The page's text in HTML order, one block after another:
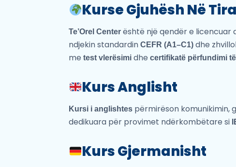
Kurse Gjuhësh Në
Te’Orel Center është një qendër e licencuar
ndjekin standardin CEFR (A1–C1) dhe
me test vlerësimi dhe certifikatë përfundimi
Kurs Anglisht
Kursi i anglishtes përmirëson komunikimin,
dedikuara për provimet ndërkombëtare si
Kurs Gjermanisht